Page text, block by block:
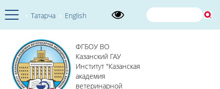
Татарча English
ФГБОУ ВО
Казанский ГАУ
Институт "Казанская
академия
ветеринарной